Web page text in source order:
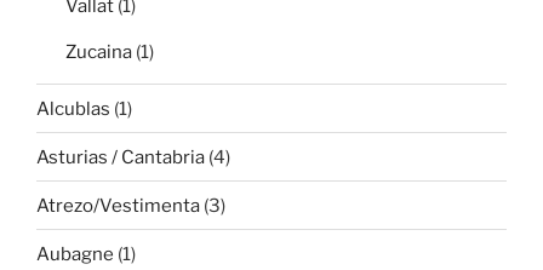
Vallat (1)
Zucaina (1)
Alcublas (1)
Asturias / Cantabria (4)
Atrezo/Vestimenta (3)
Aubagne (1)